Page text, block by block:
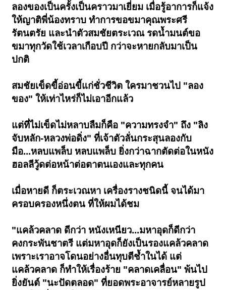
ลองของเป็นครั้งเป็นคราวมาเยี่ยม เมื่อรู้อาการก็แจ้ง
ให้ญาติพี่น้องทราบ ทำการขอขมาคุณพระศรี
รัตนตรัย และนำตัวสมชัยตระเวณ รดน้ำมนต์ขอ
ขมาทุกวัดใช้เวลาเกือบปี กว่าจะหายกลับมาเป็น
ปกติ
สมชัยเข็ดขี้อ่อนขี้แก่ชั่วชีวิต ใครมาชวนไป "ลอง
ของ" ให้เท่าไหร่ก็ไม่เอาอีกแล้ว
แต่ที่ไม่เข็ดไม่หลาบลืมก็คือ "ความทรงจำ" ถึง "ลิง
จับหลัก-หลวงพ่อดิ่ง" ที่เจ้าตัวลั่นกระสุนลองกับ
มือ...หลบแพล็บ หลบแพล็บ ยิ่งกว่าฉากตัดต่อในหนัง
ฮอลลีวู้ดต่อหน้าต่อตาตนเองและทุกคน
เมื่อหายดี ก็ตระเวณหา เครื่องรางชนิดนี้ จนได้มา
ครอบครองหนึ่งตน ที่ให้ผมได้ชม
"แคล้วคลาด ดีกว่า หนังเหนียว...มหาอุดก็ดีกว่า
คงกระพันชาตรี แต่มหาอุดก็ยังเป็นรองแคล้วคลาด
เพราะเราอาจโดนอย่างอื่นทุบตีช้ำในได้ แต่
แคล้วคลาด ก็ทำให้เรื่องร้าย "คลาดเคลื่อน" พ้นไป
ยิ่งยันต์ "นะปัดตลอด" ที่ยอดพระอาจารย์หลายรูป